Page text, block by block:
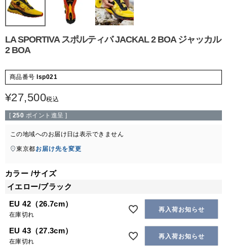
LA SPORTIVA スポルティバ JACKAL 2 BOA ジャッカル
2 BOA
商品番号 lsp021
¥27,500税込
[ 250 ポイント進呈 ]
この地域へのお届け日は表示できません
東京都お届け先を変更
カラー サイズ
イエロー/ブラック
EU 42（26.7cm）
在庫切れ
再入荷お知らせ
EU 43（27.3cm）
在庫切れ
再入荷お知らせ